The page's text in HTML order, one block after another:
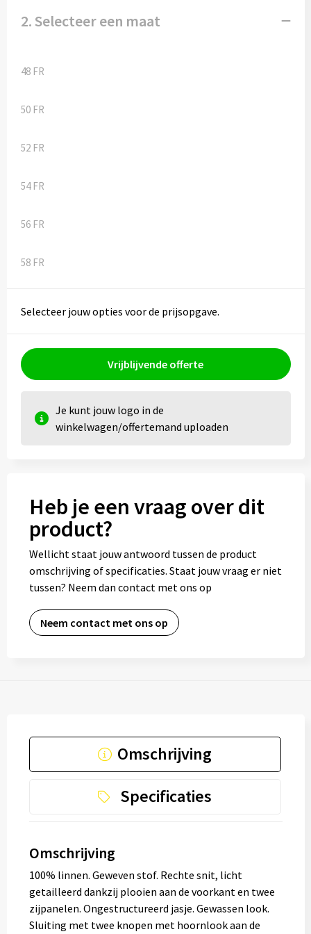
Vesten
Bivakmuts test
2. Selecteer een maat
48 FR
50 FR
52 FR
54 FR
56 FR
58 FR
Selecteer jouw opties voor de prijsopgave.
Vrijblijvende offerte
Je kunt jouw logo in de
winkelwagen/offertemand uploaden
Heb je een vraag over dit
product?
Wellicht staat jouw antwoord tussen de product
omschrijving of specificaties. Staat jouw vraag er niet
tussen? Neem dan contact met ons op
Neem contact met ons op
Omschrijving
Specificaties
Omschrijving
100% linnen. Geweven stof. Rechte snit, licht
getailleerd dankzij plooien aan de voorkant en twee
zijpanelen. Ongestructureerd jasje. Gewassen look.
Sluiting met twee knopen met hoornlook aan de